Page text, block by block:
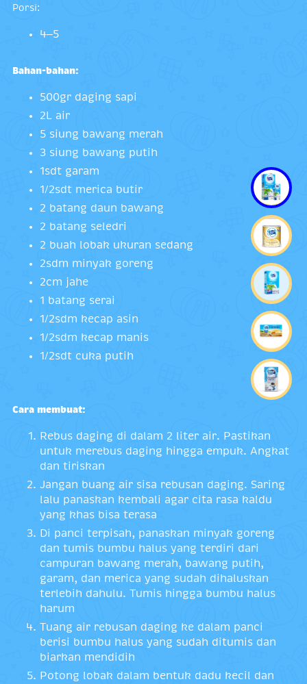
Porsi:
4–5
Bahan-bahan:
500gr daging sapi
2L air
5 siung bawang merah
3 siung bawang putih
1sdt garam
1/2sdt merica butir
2 batang daun bawang
2 batang seledri
2 buah lobak ukuran sedang
2sdm minyak goreng
2cm jahe
1 batang serai
1/2sdm kecap asin
1/2sdm kecap manis
1/2sdt cuka putih
Cara membuat:
Rebus daging di dalam 2 liter air. Pastikan
untuk merebus daging hingga empuk. Angkat
dan tiriskan
Jangan buang air sisa rebusan daging. Saring
lalu panaskan kembali agar cita rasa kaldu
yang khas bisa terasa
Di panci terpisah, panaskan minyak goreng
dan tumis bumbu halus yang terdiri dari
campuran bawang merah, bawang putih,
garam, dan merica yang sudah dihaluskan
terlebih dahulu. Tumis hingga bumbu halus
harum
Tuang air rebusan daging ke dalam panci
berisi bumbu halus yang sudah ditumis dan
biarkan mendidih
Potong lobak dalam bentuk dadu kecil dan